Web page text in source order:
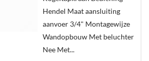
In
winkelmand
Hendel Maat aansluiting
aanvoer 3/4" Montagewijze
Wandopbouw Met beluchter
Nee Met...